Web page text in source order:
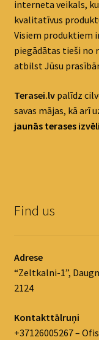
interneta veikals,
kvalitatīvus
Visiem produktiem
piegādātas tieši no
atbilst Jūsu
Terasei.lvpalīdz
savas mājas, kā arī
jaunās terases
Find us
Adrese
“Zeltkalni-1”,
2124
Kontakttālruņi
+37126005267 –